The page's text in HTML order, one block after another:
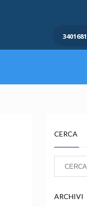
CERCA
ARCHIVI